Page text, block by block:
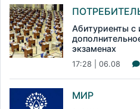
Абитуриенты с
экзаменах
17:28 | 06.08
МИР